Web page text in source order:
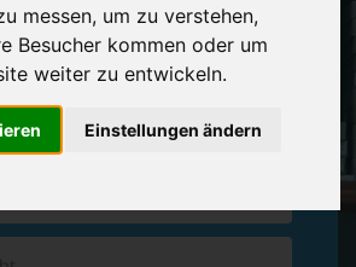
messen, um zu verstehen,
Besucher kommen oder um
weiter zu entwickeln.
Einstellungen ändern
Sie einenRückruf
uns gern eine persönliche Nachricht.